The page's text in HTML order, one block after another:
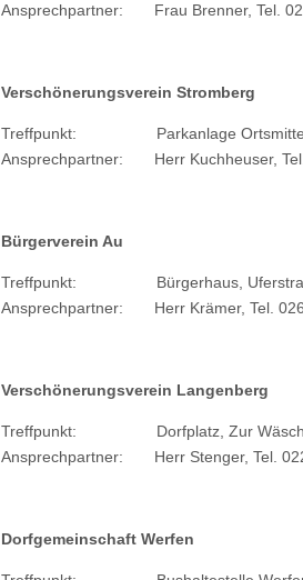
Ansprechpartner: Frau Brenner, Tel.
Verschönerungsverein Stromberg
Treffpunkt: Parkanlage Ortsmitte,
Ansprechpartner: Herr Kuchheuser,
Bürgerverein Au
Treffpunkt: Bürgerhaus,
Ansprechpartner: Herr Krämer, Tel.
Verschönerungsverein Langenberg
Treffpunkt: Dorfplatz, Zur
Ansprechpartner: Herr Stenger, Tel.
Dorfgemeinschaft Werfen